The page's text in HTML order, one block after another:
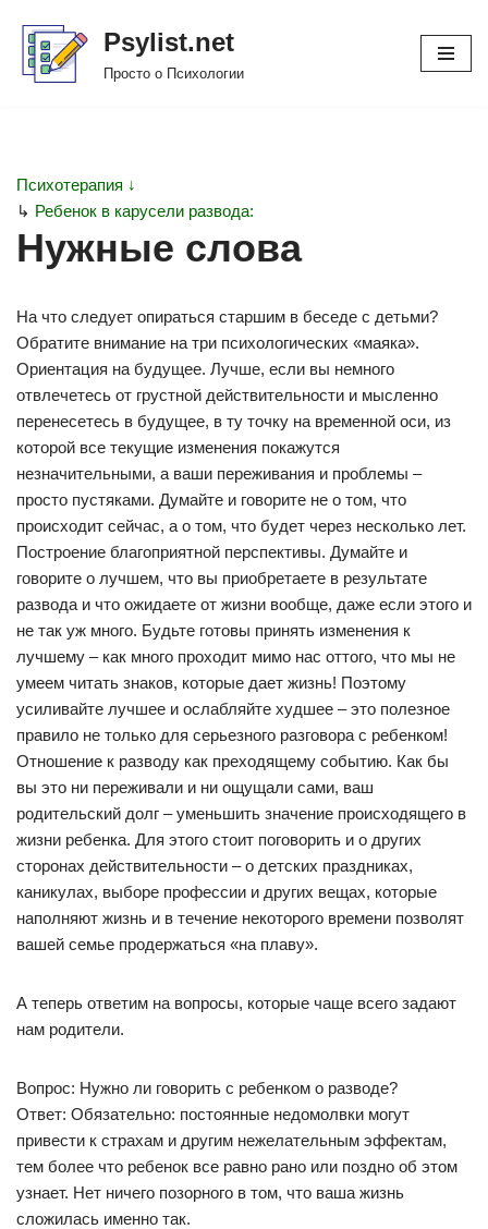
Перейти
Psylist.net
Просто о Психологии
Психотерапия ↓
↳ Ребенок в карусели развода:
Нужные слова
На что следует опираться старшим в беседе с детьми?
Обратите внимание на три психологических «маяка».
Ориентация на будущее. Лучше, если вы немного
отвлечетесь от грустной действительности и мысленно
перенесетесь в будущее, в ту точку на временной оси, из
которой все текущие изменения покажутся
незначительными, а ваши переживания и проблемы –
просто пустяками. Думайте и говорите не о том, что
происходит сейчас, а о том, что будет через несколько лет.
Построение благоприятной перспективы. Думайте и
говорите о лучшем, что вы приобретаете в результате
развода и что ожидаете от жизни вообще, даже если этого и
не так уж много. Будьте готовы принять изменения к
лучшему – как много проходит мимо нас оттого, что мы не
умеем читать знаков, которые дает жизнь! Поэтому
усиливайте лучшее и ослабляйте худшее – это полезное
правило не только для серьезного разговора с ребенком!
Отношение к разводу как преходящему событию. Как бы
вы это ни переживали и ни ощущали сами, ваш
родительский долг – уменьшить значение происходящего в
жизни ребенка. Для этого стоит поговорить и о других
сторонах действительности – о детских праздниках,
каникулах, выборе профессии и других вещах, которые
наполняют жизнь и в течение некоторого времени позволят
вашей семье продержаться «на плаву».
А теперь ответим на вопросы, которые чаще всего задают
нам родители.
Вопрос: Нужно ли говорить с ребенком о разводе?
Ответ: Обязательно: постоянные недомолвки могут
привести к страхам и другим нежелательным эффектам,
тем более что ребенок все равно рано или поздно об этом
узнает. Нет ничего позорного в том, что ваша жизнь
сложилась именно так.